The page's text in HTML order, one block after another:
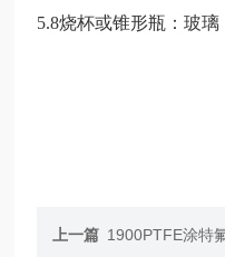
5.8烧杯或锥形瓶：玻璃
上一篇 1900PTFE涂特